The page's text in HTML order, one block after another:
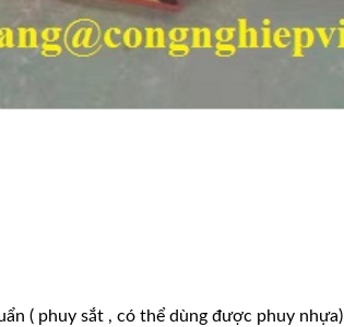
( phuy sắt , có thể dùng được phuy nhựa)